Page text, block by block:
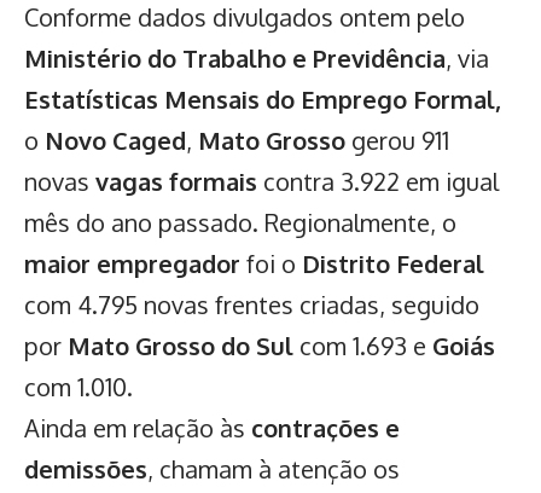
Conforme dados divulgados ontem pelo
Ministério do Trabalho e Previdência, via
Estatísticas Mensais do Emprego Formal,
o Novo Caged, Mato Grosso gerou 911
novas vagas formais contra 3.922 em igual
mês do ano passado. Regionalmente, o
maior empregador foi o Distrito Federal
com 4.795 novas frentes criadas, seguido
por Mato Grosso do Sul com 1.693 e Goiás
com 1.010.
Ainda em relação às contrações e
demissões, chamam à atenção os